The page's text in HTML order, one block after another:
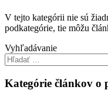
V tejto kategórii nie sú
podkategórie, tie môžu
Vyhľadávanie
Kategórie článkov o